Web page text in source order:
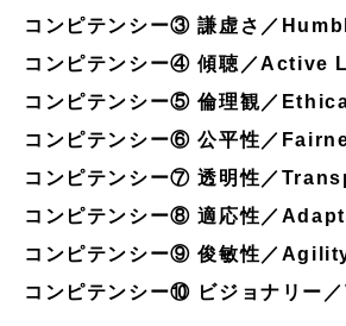
コンピテンシー③ 謙虚さ／
コンピテンシー④ 傾聴／Active
コンピテンシー⑤ 倫理観／
コンピテンシー⑥ 公平性／
コンピテンシー⑦ 透明性／
コンピテンシー⑧ 適応性／
コンピテンシー⑨ 俊敏性／
コンピテンシー⑩ ビジョナリー